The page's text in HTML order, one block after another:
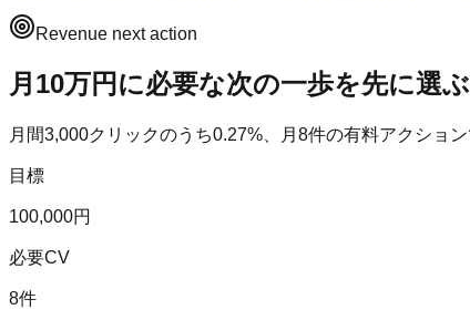
Revenue next action
月10万円に必要な次の一歩を先に選ぶ
月間3,000クリックのうち0.27%、月 8件の有料アクション
目標
100,000円
必要CV
8件